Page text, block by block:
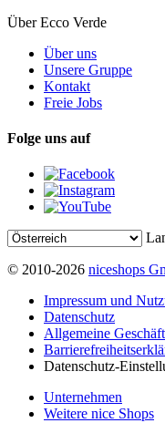
Über Ecco Verde
Über uns
Unsere Gruppe
Kontakt
Freie Jobs
Folge uns auf
© 2010-2026 niceshops
Impressum und
Datenschutz
Allgemeine
Datenschutz-
Unternehmen
Weitere nice Shops